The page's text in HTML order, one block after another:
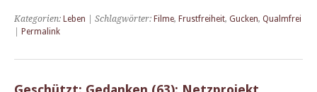
Kategorien: Leben | Schlagwörter: Filme, Frustfreiheit, Gucken, Qualmfrei
Permalink